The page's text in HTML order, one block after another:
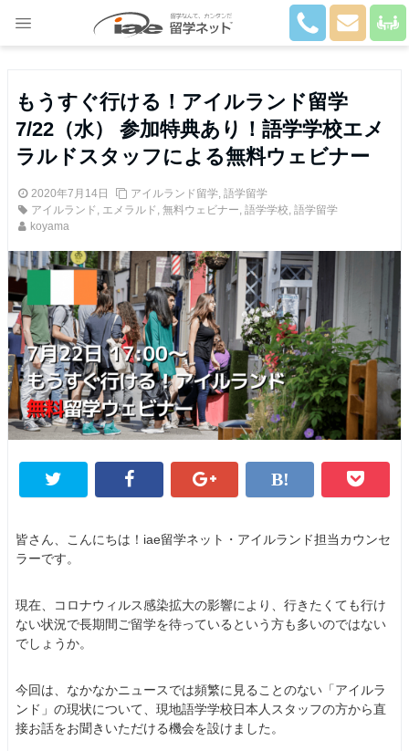
もうすぐ行ける！アイルランド留学
7/22（水） 参加特典あり！語学学校エメ
ラルドスタッフによる無料ウェビナー
2020年7月14日 アイルランド留学, 語学留学
アイルランド , エメラルド , 無料ウェビナー, 語学学校, 語学留学
koyama
皆さん、こんにちは！iae留学ネット・アイルランド担当カウンセ
ラーです。
現在、コロナウィルス感染拡大の影響により、行きたくても行け
ない状況で長期間ご留学を待っているという方も多いのではない
でしょうか。
今回は、なかなかニュースでは頻繁に見ることのない「アイルラ
ンド」の現状について、現地語学学校日本人スタッフの方から直
接お話をお聞きいただける機会を設けました。